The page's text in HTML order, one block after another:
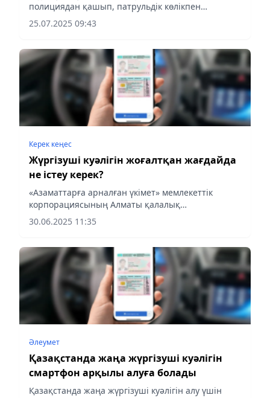
полициядан қашып, патрульдік көлікпен
соқтығысты, - деп хабарлайды aqshamnews.kz
тілшісі. Жүргізуші куәлігінен айырылған ер адам
25.07.2025 09:43
Керек кеңес
Жүргізуші куәлігін жоғалтқан жағдайда
не істеу керек?
«Азаматтарға арналған үкімет» мемлекеттік
корпорациясының Алматы қалалық
филиалы жүргізуші куәлігін қалпына келтіру үшін
мамандандырылған халыққа қызмет көрсету
30.06.2025 11:35
Әлеумет
Қазақстанда жаңа жүргізуші куәлігін
смартфон арқылы алуға болады
Қазақстанда жаңа жүргізуші куәлігін алу үшін